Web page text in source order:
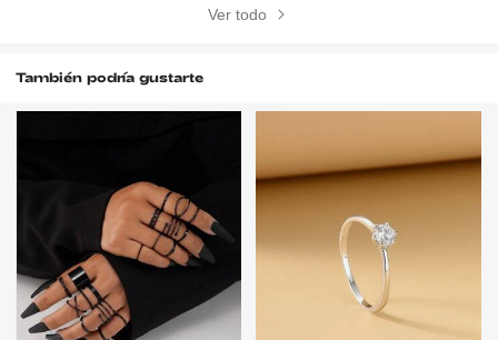
Ver todo
También podría gustarte